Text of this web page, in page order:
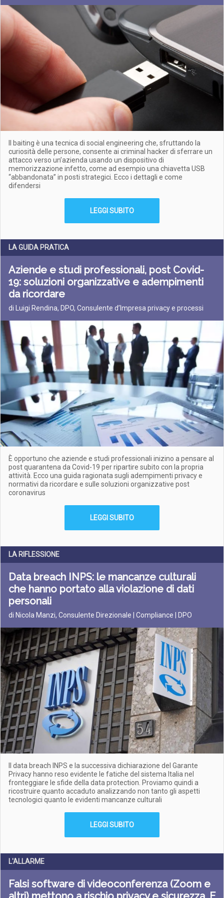
Il baiting è una tecnica di social engineering che, sfruttando la
curiosità delle persone, consente ai criminal hacker di sferrare un
attacco verso un’azienda usando un dispositivo di
memorizzazione infetto, come ad esempio una chiavetta USB
“abbandonata” in posti strategici. Ecco i dettagli e come
difendersi
LEGGI SUBITO
LA GUIDA PRATICA
Aziende e studi professionali, post Covid-
19: soluzioni organizzative e adempimenti
da ricordare
di Luigi Rendina, DPO, Consulente d’Impresa privacy e processi
È opportuno che aziende e studi professionali inizino a pensare al
post quarantena da Covid-19 per ripartire subito con la propria
attività. Ecco una guida ragionata sugli adempimenti privacy e
normativi da ricordare e sulle soluzioni organizzative post
coronavirus
LEGGI SUBITO
LA RIFLESSIONE
Data breach INPS: le mancanze culturali
che hanno portato alla violazione di dati
personali
di Nicola Manzi, Consulente Direzionale | Compliance | DPO
Il data breach INPS e la successiva dichiarazione del Garante
Privacy hanno reso evidente le fatiche del sistema Italia nel
fronteggiare le sfide della data protection. Proviamo quindi a
ricostruire quanto accaduto analizzando non tanto gli aspetti
tecnologici quanto le evidenti mancanze culturali
LEGGI SUBITO
L'ALLARME
Falsi software di videoconferenza (Zoom e